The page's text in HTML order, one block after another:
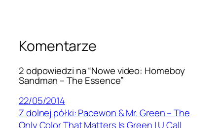
Komentarze
2 odpowiedzi na “Nowe video: Homeboy
Sandman – The Essence”
22/05/2014
Z dolnej półki: Pacewon & Mr. Green – The
Only Color That Matters Is Green | U Call